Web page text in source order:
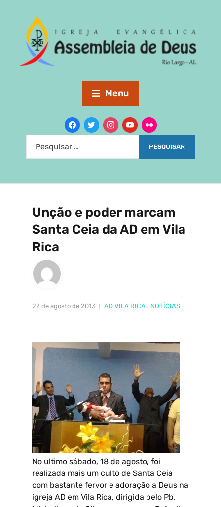
Menu
Unção e poder marcam
Santa Ceia da AD em Vila
Rica
22 de agosto de 2013 AD VILA RICA , NOTÍCIAS
No ultimo sábado, 18 de agosto, foi
realizada mais um culto de Santa Ceia
com bastante fervor e adoração a Deus na
igreja AD em Vila Rica, dirigida pelo Pb.